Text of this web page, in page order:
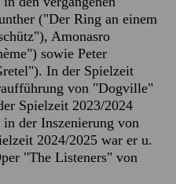
("Der Ring an einem
Amonasro
sowie Peter
In der Spielzeit
von "Dogville"
Spielzeit 2023/2024
der Inszenierung von
2024/2025 war er u.
"The Listeners" von